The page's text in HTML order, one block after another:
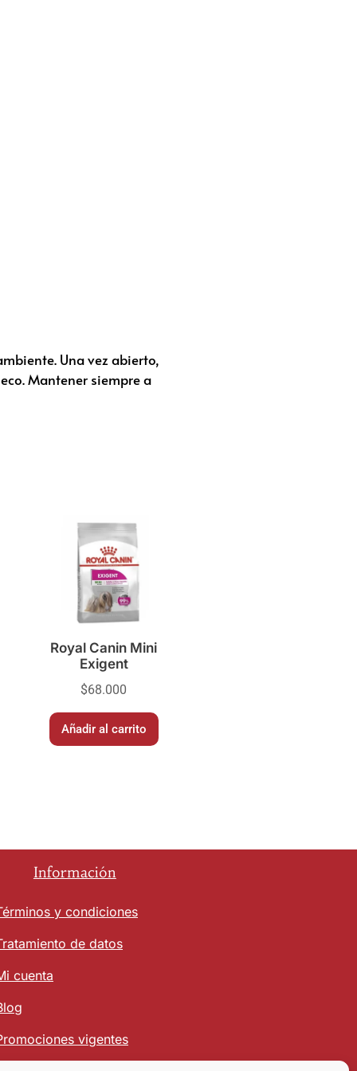
Una vez abierto,
Mantener siempre a
Royal Canin Mini
Exigent
$68.000
Añadir al carrito
Información
y condiciones
de datos
cuenta
vigentes